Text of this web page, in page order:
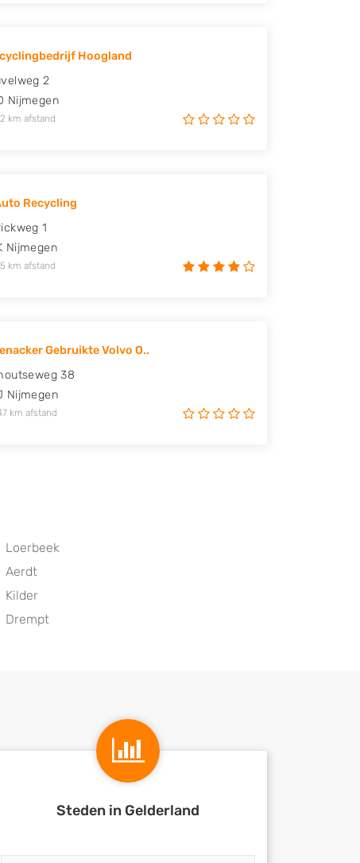
Hoogland
2
Nijmegen
km afstand
Recycling
1
Nijmegen
km afstand
Gebruikte Volvo O..
38
Nijmegen
km afstand
Loerbeek
Aerdt
Kilder
Drempt
Steden in Gelderland